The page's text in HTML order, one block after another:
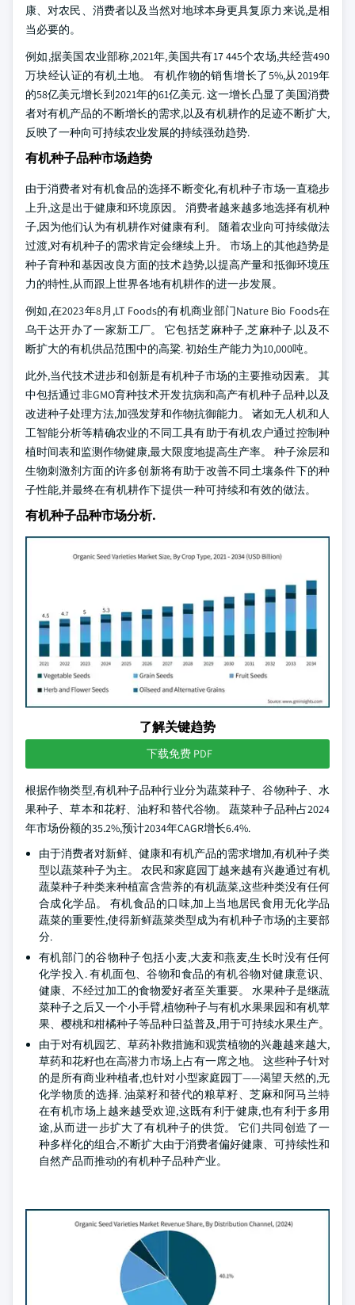
康、对农民、消费者以及当然对地球本身更具复原力来说,是相
当必要的。
例如,据美国农业部称,2021年,美国共有17 445个农场,共经营490
万块经认证的有机土地。 有机作物的销售增长了5%,从2019年
的58亿美元增长到2021年的61亿美元. 这一增长凸显了美国消费
者对有机产品的不断增长的需求,以及有机耕作的足迹不断扩大,
反映了一种向可持续农业发展的持续强劲趋势.
有机种子品种市场趋势
由于消费者对有机食品的选择不断变化,有机种子市场一直稳步
上升,这是出于健康和环境原因。 消费者越来越多地选择有机种
子,因为他们认为有机耕作对健康有利。 随着农业向可持续做法
过渡,对有机种子的需求肯定会继续上升。 市场上的其他趋势是
种子育种和基因改良方面的技术趋势,以提高产量和抵御环境压
力的特性,从而跟上世界各地有机耕作的进一步发展。
例如,在2023年8月,LT Foods的有机商业部门Nature Bio Foods在
乌干达开办了一家新工厂。 它包括芝麻种子,芝麻种子,以及不
断扩大的有机供品范围中的高粱. 初始生产能力为10,000吨。
此外,当代技术进步和创新是有机种子市场的主要推动因素。 其
中包括通过非GMO育种技术开发抗病和高产有机种子品种,以及
改进种子处理方法,加强发芽和作物抗御能力。 诸如无人机和人
工智能分析等精确农业的不同工具有助于有机农户通过控制种
植时间表和监测作物健康,最大限度地提高生产率。 种子涂层和
生物刺激剂方面的许多创新将有助于改善不同土壤条件下的种
子性能,并最终在有机耕作下提供一种可持续和有效的做法。
有机种子品种市场分析.
了解关键趋势
下载免费 PDF
根据作物类型,有机种子品种行业分为蔬菜种子、谷物种子、水
果种子、草本和花籽、油籽和替代谷物。 蔬菜种子品种占2024
年市场份额的35.2%,预计2034年CAGR增长6.4%.
由于消费者对新鲜、健康和有机产品的需求增加,有机种子类
型以蔬菜种子为主。 农民和家庭园丁越来越有兴趣通过有机
蔬菜种子种类来种植富含营养的有机蔬菜,这些种类没有任何
合成化学品。 有机食品的口味,加上当地居民食用无化学品
蔬菜的重要性,使得新鲜蔬菜类型成为有机种子市场的主要部
分.
有机部门的谷物种子包括小麦,大麦和燕麦,生长时没有任何
化学投入. 有机面包、谷物和食品的有机谷物对健康意识、
健康、不经过加工的食物爱好者至关重要。 水果种子是继蔬
菜种子之后又一个小手臂,植物种子与有机水果果园和有机苹
果、樱桃和柑橘种子等品种日益普及,用于可持续水果生产。
由于对有机园艺、草药补救措施和观赏植物的兴趣越来越大,
草药和花籽也在高潜力市场上占有一席之地。 这些种子针对
的是所有商业种植者,也针对小型家庭园丁——渴望天然的,无
化学物质的选择. 油菜籽和替代的粮草籽、芝麻和阿马兰特
在有机市场上越来越受欢迎,这既有利于健康,也有利于多用
途,从而进一步扩大了有机种子的供货。 它们共同创造了一
种多样化的组合,不断扩大由于消费者偏好健康、可持续性和
自然产品而推动的有机种子品种产业。